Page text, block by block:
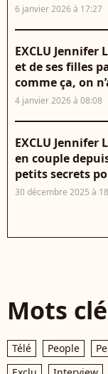
6 janvier 2026 à 17:27
EXCLU
et de ses filles
comme ça, on
4 janvier 2026 à 08:08
EXCLU
en couple
petits secrets
30 décembre 2025 à
Mots
Télé People